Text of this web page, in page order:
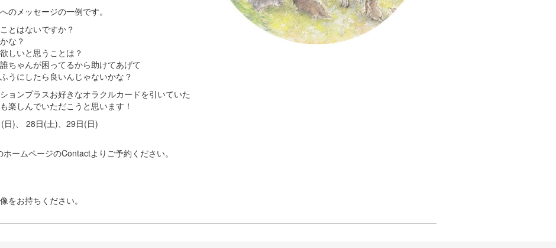
のメッセージの一例です。
とはないですか？
な？
しいと思うことは？
ちゃんが困ってるから助けてあげて
うにしたら良いんじゃないかな？
ョンプラスお好きなオラクルカードを引いていた
楽しんでいただこうと思います！
日)、 28日(土)、29日(日)
ームページのContactよりご予約ください。
をお持ちください。